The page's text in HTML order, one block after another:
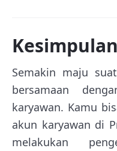
Kesimpulan
Semakin maju
bersamaan
karyawan. Kamu
akun karyawan di
melakukan